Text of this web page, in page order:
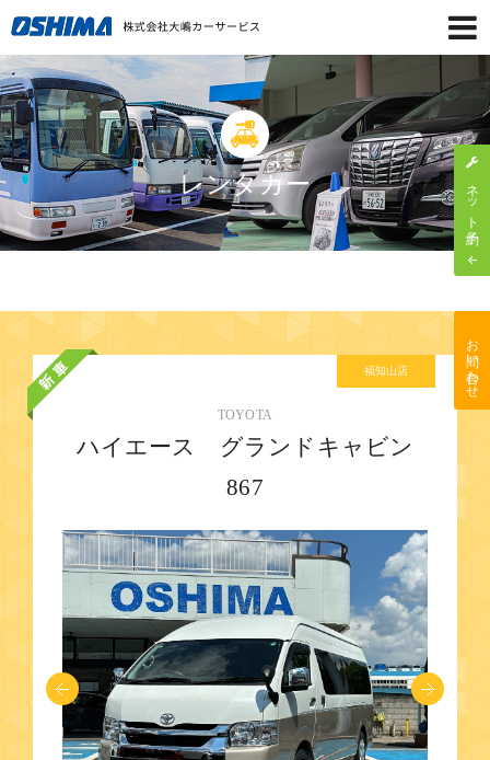
レンタカー
福知山店
TOYOTA
ハイエース グランドキャビン
867
ネット予約
お問い合わせ